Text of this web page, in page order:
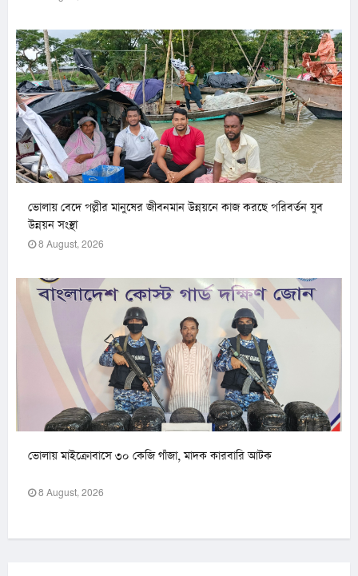
ভোলায় বেদে পল্লীর মানুষের জীবনমান উন্নয়নে কাজ করছে পরিবর্তন যুব
উন্নয়ন সংস্থা
8 August, 2026
ভোলায় মাইক্রোবাসে ৩০ কেজি গাঁজা, মাদক কারবারি আটক
8 August, 2026